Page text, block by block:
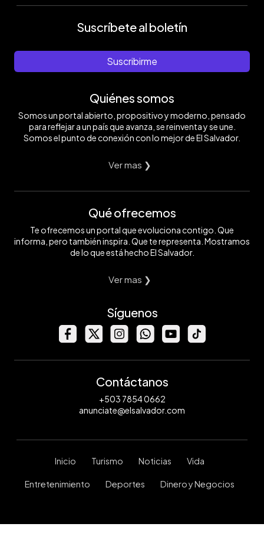
Suscríbete al boletín
Suscribirme
Quiénes somos
Somos un portal abierto, propositivo y moderno, pensado
para reflejar a un país que avanza, se reinventa y se une.
Somos el punto de conexión con lo mejor de El Salvador.
Ver mas ❯
Qué ofrecemos
Te ofrecemos un portal que evoluciona contigo. Que
informa, pero también inspira. Que te representa. Mostramos
de lo que está hecho El Salvador.
Ver mas ❯
Síguenos
Contáctanos
+503 7854 0662
anunciate@elsalvador.com
Inicio Turismo Noticias Vida
Entretenimiento Deportes Dinero y Negocios